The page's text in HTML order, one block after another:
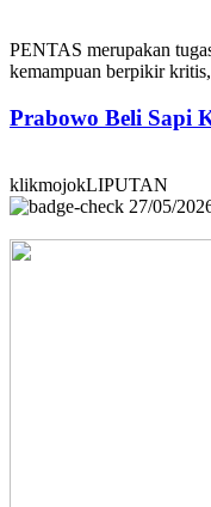
PENTAS merupakan
kemampuan berpikir
Prabowo Beli Sapi
klikmojokLIPUTAN
27/05/